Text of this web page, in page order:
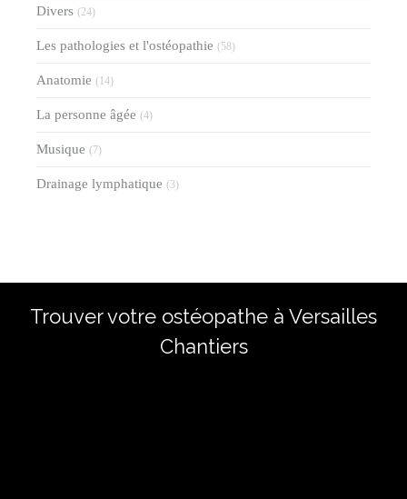
Divers (24)
Les pathologies et l'ostéopathie (58)
Anatomie (14)
La personne âgée (4)
Musique (7)
Drainage lymphatique (3)
Trouver votre ostéopathe à Versailles
Chantiers